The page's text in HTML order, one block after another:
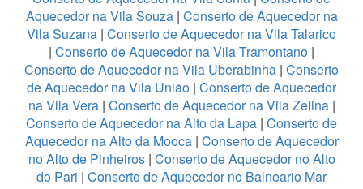
Aquecedor na Vila Souza| Conserto de Aquecedor na
Vila Suzana | Conserto de Aquecedor na Vila Talarico
| Conserto de Aquecedor na Vila Tramontano |
Conserto de Aquecedor na Vila Uberabinha | Conserto
de Aquecedor na Vila União | Conserto de Aquecedor
na Vila Vera| Conserto de Aquecedor na Vila Zelina|
Conserto de Aquecedor na Alto da Lapa | Conserto de
Aquecedor na Alto da Mooca| Conserto de Aquecedor
no Alto de Pinheiros| Conserto de Aquecedor no Alto
do Pari | Conserto de Aquecedor no Balneario Mar